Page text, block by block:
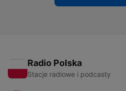
Radio Polska
Stacje radiowe i podcasty